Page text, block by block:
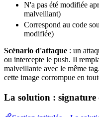
N'a pas été modifiée
malveillant)
Correspond au code
modifiée)
Scénario d'attaque : un
ou intercepte le push. Il
malveillante avec le même tag
cette image corrompue en
La solution :